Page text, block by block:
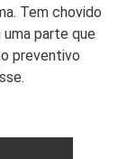
Tem chovido
parte que
preventivo